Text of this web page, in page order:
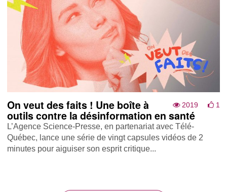
2019 1
On veut des faits ! Une boîte à
outils contre la désinformation en santé
L’Agence Science-Presse, en partenariat avec Télé-
Québec, lance une série de vingt capsules vidéos de 2
minutes pour aiguiser son esprit critique...